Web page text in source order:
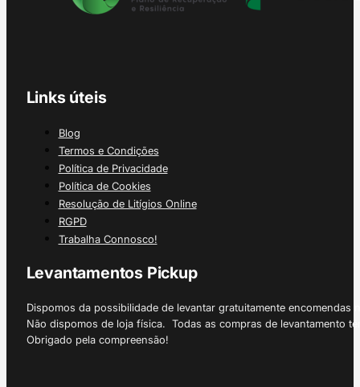
Links úteis
Blog
Termos e Condições
Política de Privacidade
Política de Cookies
Resolução de Litígios Online
RGPD
Trabalha Connosco!
Levantamentos Pickup
Dispomos da possibilidade de levantar gratuitamente
Não dispomos de loja física. Todas as compras de levantamento
Obrigado pela compreensão!